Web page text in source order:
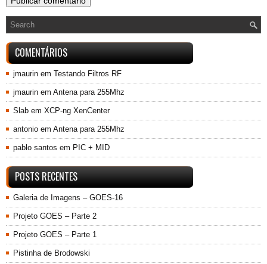
COMENTÁRIOS
jmaurin em Testando Filtros RF
jmaurin em Antena para 255Mhz
Slab em XCP-ng XenCenter
antonio em Antena para 255Mhz
pablo santos em PIC + MID
POSTS RECENTES
Galeria de Imagens – GOES-16
Projeto GOES – Parte 2
Projeto GOES – Parte 1
Pistinha de Brodowski